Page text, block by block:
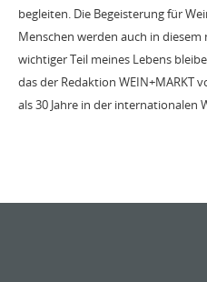
begleiten. Die Begeisterung für
Menschen werden auch in
wichtiger Teil meines Lebens
das der Redaktion WEIN+MARKT
als 30 Jahre in der internationalen